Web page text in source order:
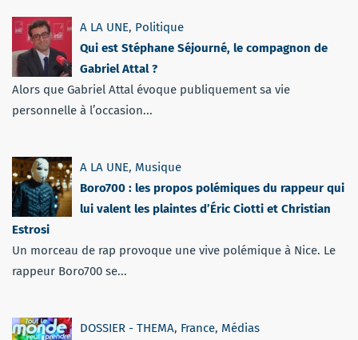
A LA UNE, Politique
Qui est Stéphane Séjourné, le compagnon de
Gabriel Attal ?
Alors que Gabriel Attal évoque publiquement sa vie
personnelle à l’occasion...
A LA UNE, Musique
Boro700 : les propos polémiques du rappeur qui
lui valent les plaintes d’Éric Ciotti et Christian
Estrosi
Un morceau de rap provoque une vive polémique à Nice. Le
rappeur Boro700 se...
DOSSIER - THEMA, France, Médias